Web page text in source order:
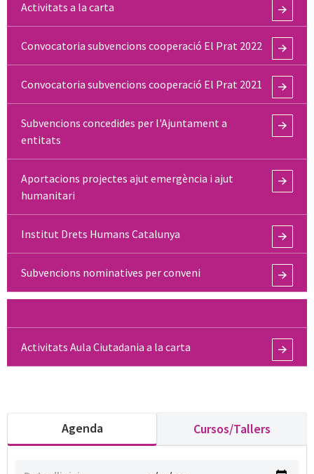
Activitats a la carta
Convocatoria subvencions cooperació El Prat 2022
Convocatoria subvencions cooperació El Prat 2021
Subvencions concedides per l'Ajuntament a
entitats
Aportacions projectes ajut emergència i ajut
humanitari
Institut Drets Humans Catalunya
Subvencions nominatives per conveni
Activitats Aula Ciutadania a la carta
Agenda Cursos/Tallers